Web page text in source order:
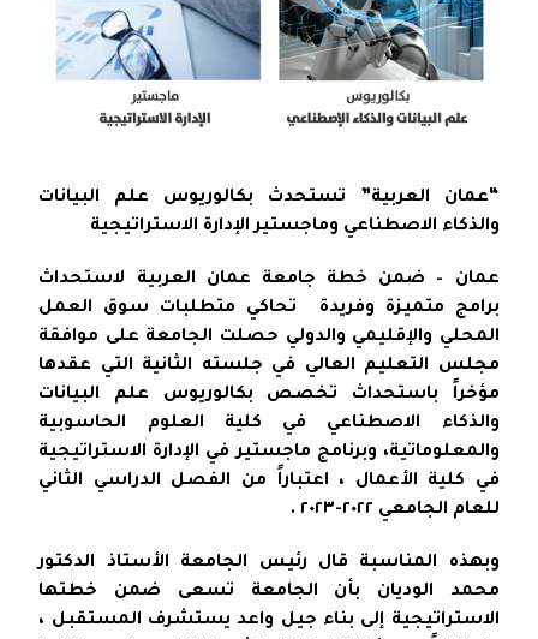
“عمان العربية” تستحدث بكالوريوس علم البيانات
والذكاء الاصطناعي وماجستير الإدارة الاستراتيجية
عمان – ضمن خطة جامعة عمان العربية لاستحداث
برامج متميزة وفريدة تحاكي متطلبات سوق العمل
المحلي والإقليمي والدولي حصلت الجامعة على موافقة
مجلس التعليم العالي في جلسته الثانية التي عقدها
مؤخراً باستحداث تخصص بكالوريوس علم البيانات
والذكاء الاصطناعي في كلية العلوم الحاسوبية
والمعلوماتية، وبرنامج ماجستير في الإدارة الاستراتيجية
في كلية الأعمال ، اعتباراً من الفصل الدراسي الثاني
للعام الجامعي ٢٠٢٢-٢٠٢٣ .
وبهذه المناسبة قال رئيس الجامعة الأستاذ الدكتور
محمد الوديان بأن الجامعة تسعى ضمن خطتها
الاستراتيجية إلى بناء جيل واعد يستشرف المستقبل ،